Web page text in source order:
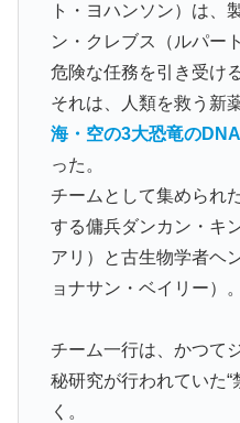
ト・ヨハンソン）は、
ン・クレブス（ルパー
危険な任務を引き受ける
それは、人類を救う新
海・空の3大恐竜の
った。
チームとして集められ
する傭兵ダンカン・キ
アリ）と古生物学者ヘ
ョナサン・ベイリー）。
チーム一行は、かつて
秘研究が行われていた“
く。